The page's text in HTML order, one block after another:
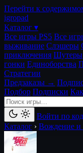
Перейти к
igropad
Каталог ▾
Все игры PS5 Все
выживание Слэшеры
приключения Шутеры
гонки Единоборства
Стратегии
Предзаказы →
Подбор Подписки
Войти по
Каталог › Вождение и